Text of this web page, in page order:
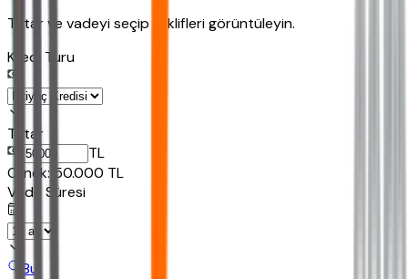
Tutar ve vadeyi seçip teklifleri görüntüleyin.
Kredi Turu
Tutar
TL
Ornek: 50.000 TL
Vade Süresi
Bul